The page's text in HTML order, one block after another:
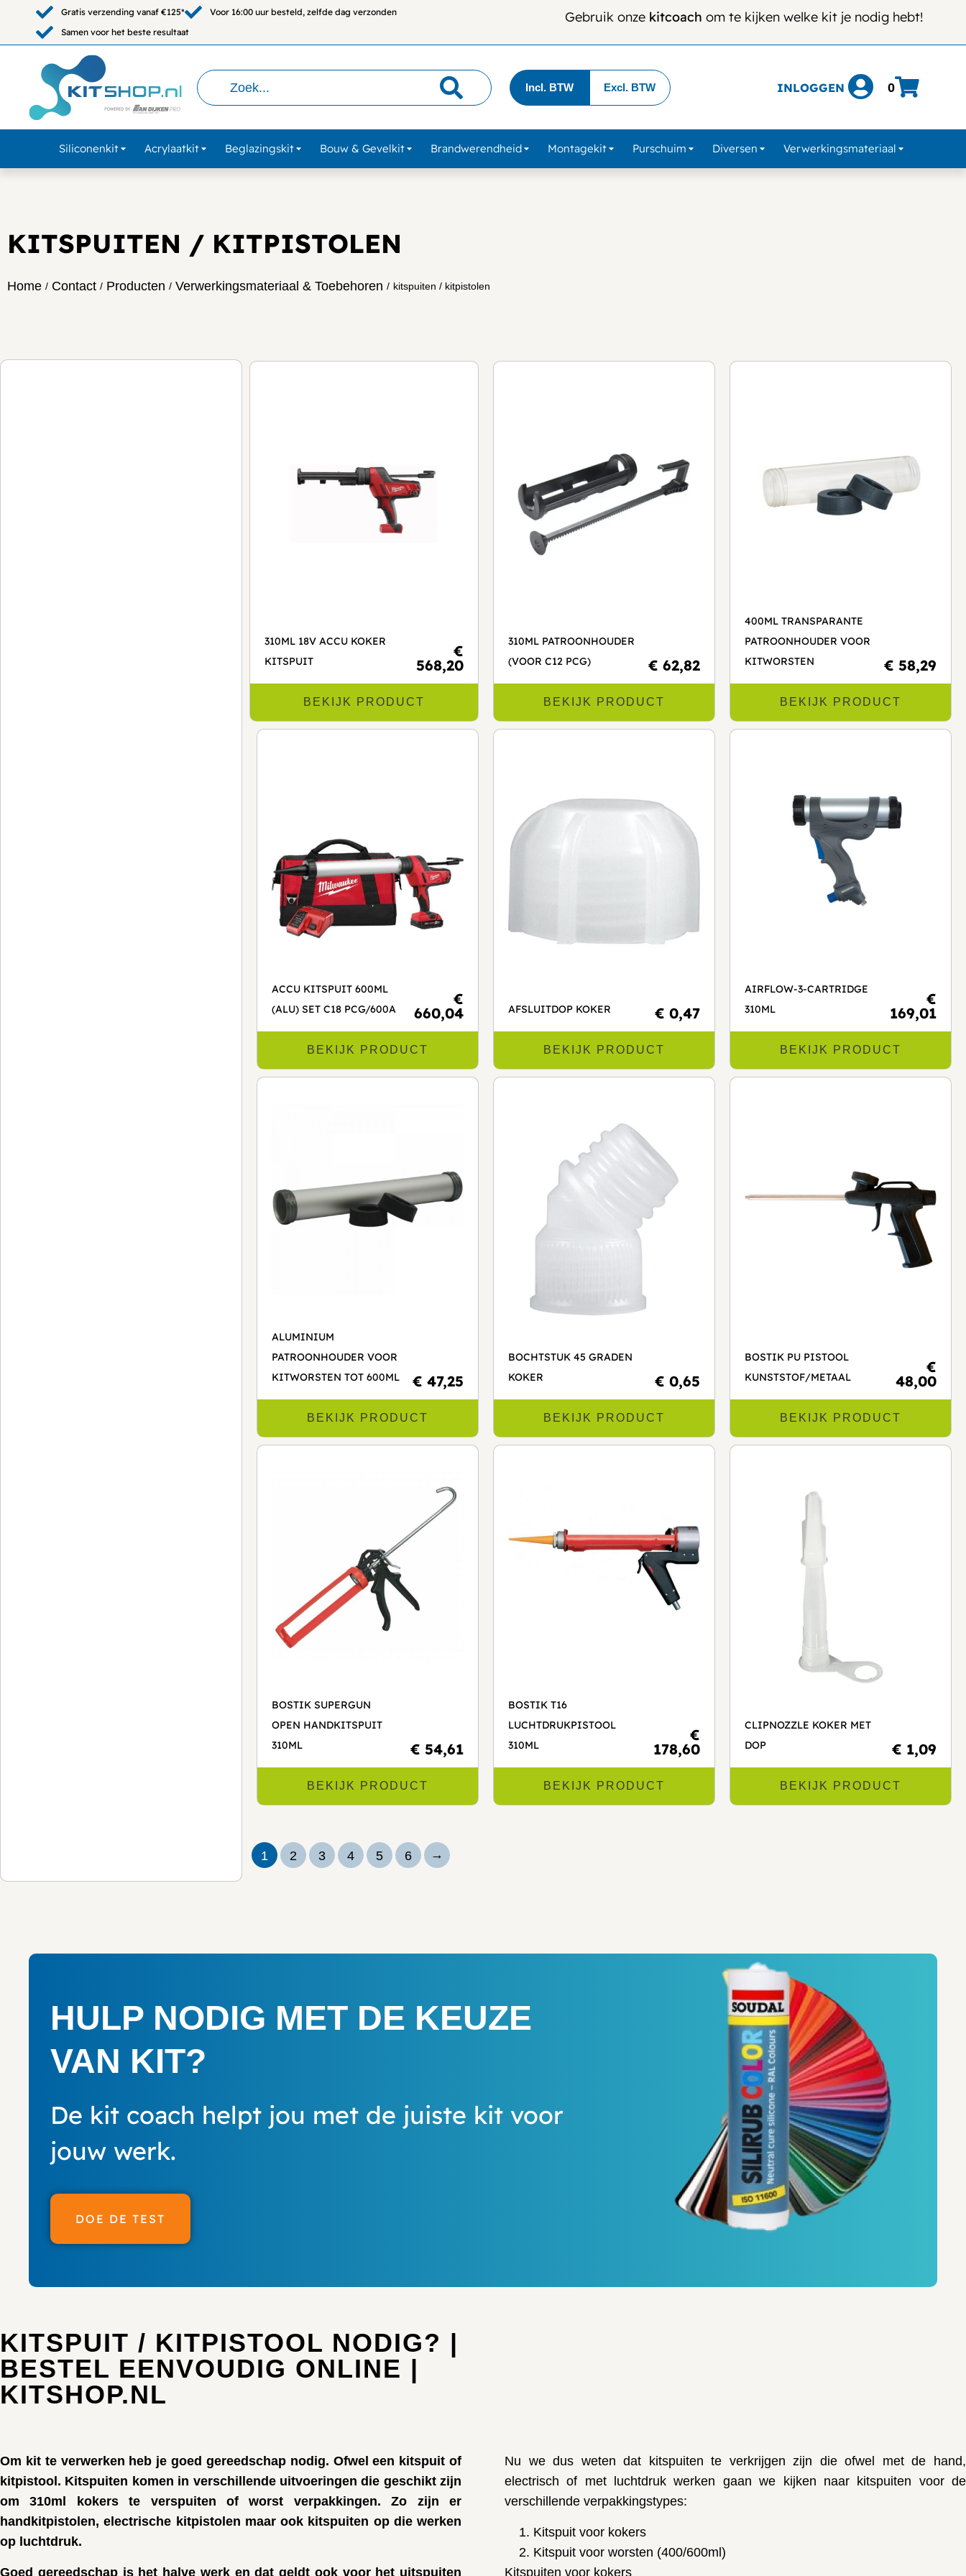
Gratis verzending vanaf €125*
Voor 16:00 uur besteld, zelfde dag verzonden
Samen voor het beste resultaat
Gebruik onze kitcoach om te kijken welke kit je nodig hebt!
Incl. BTW Excl. BTW INLOGGEN 0
Siliconenkit Acrylaatkit Beglazingskit Bouw & Gevelkit Brandwerendheid Montagekit Purschuim Diversen Verwerkingsmateriaal
KITSPUITEN / KITPISTOLEN
Home / Contact / Producten / Verwerkingsmateriaal & Toebehoren / kitspuiten / kitpistolen
310ML 18V ACCU KOKER
KITSPUIT
€
568,20
BEKIJK PRODUCT
310ML PATROONHOUDER
(VOOR C12 PCG)
€ 62,82
BEKIJK PRODUCT
400ML TRANSPARANTE
PATROONHOUDER VOOR
KITWORSTEN
€ 58,29
BEKIJK PRODUCT
ACCU KITSPUIT 600ML
(ALU) SET C18 PCG/600A
€
660,04
BEKIJK PRODUCT
AFSLUITDOP KOKER € 0,47
BEKIJK PRODUCT
AIRFLOW-3-CARTRIDGE
310ML
€
169,01
BEKIJK PRODUCT
ALUMINIUM
PATROONHOUDER VOOR
KITWORSTEN TOT 600ML
€ 47,25
BEKIJK PRODUCT
BOCHTSTUK 45 GRADEN
KOKER
€ 0,65
BEKIJK PRODUCT
BOSTIK PU PISTOOL
KUNSTSTOF/METAAL
€
48,00
BEKIJK PRODUCT
BOSTIK SUPERGUN
OPEN HANDKITSPUIT
310ML
€ 54,61
BEKIJK PRODUCT
BOSTIK T16
LUCHTDRUKPISTOOL
310ML
€
178,60
BEKIJK PRODUCT
CLIPNOZZLE KOKER MET
DOP
€ 1,09
BEKIJK PRODUCT
1 2 3 4 5 6 →
HULP NODIG MET DE KEUZE
VAN KIT?
De kit coach helpt jou met de juiste kit voor
jouw werk.
DOE DE TEST
KITSPUIT / KITPISTOOL NODIG? |
BESTEL EENVOUDIG ONLINE |
KITSHOP.NL
Om kit te verwerken heb je goed gereedschap nodig. Ofwel een kitspuit of
kitpistool. Kitspuiten komen in verschillende uitvoeringen die geschikt zijn
om 310ml kokers te verspuiten of worst verpakkingen. Zo zijn er
handkitpistolen, electrische kitpistolen maar ook kitspuiten op die werken
op luchtdruk.
Goed gereedschap is het halve werk en dat geldt ook voor het uitspuiten
Nu we dus weten dat kitspuiten te verkrijgen zijn die ofwel met de hand,
electrisch of met luchtdruk werken gaan we kijken naar kitspuiten voor de
verschillende verpakkingstypes:
Kitspuit voor kokers
Kitspuit voor worsten (400/600ml)
Kitspuiten voor kokers